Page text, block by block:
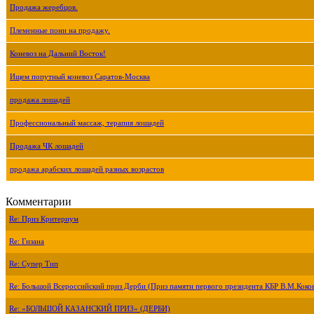
Продажа жеребцов.
Племенные пони на продажу.
Коневоз на Дальний Восток!
Ищем попутный коневоз Саратов-Москва
продажа лошадей
Профессиональный массаж, терапия лошадей
Продажа ЧК лошадей
продажа арабских лошадей разных возрастов
Комментарии
Re: Приз Критериум
Re: Гизана
Re: Супер Тип
Re: Большой Всероссийский приз Дерби (Приз памяти первого президента КБР
Re: «БОЛЬШОЙ КАЗАНСКИЙ ПРИЗ» (ДЕРБИ)